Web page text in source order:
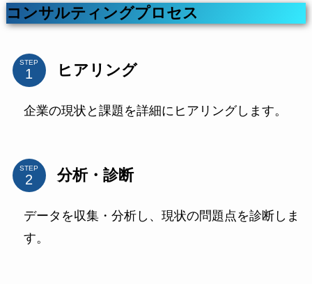
コンサルティングプロセス
STEP ヒアリング
企業の現状と課題を詳細にヒアリングします。
STEP 分析・診断
データを収集・分析し、現状の問題点を診断しま
す。